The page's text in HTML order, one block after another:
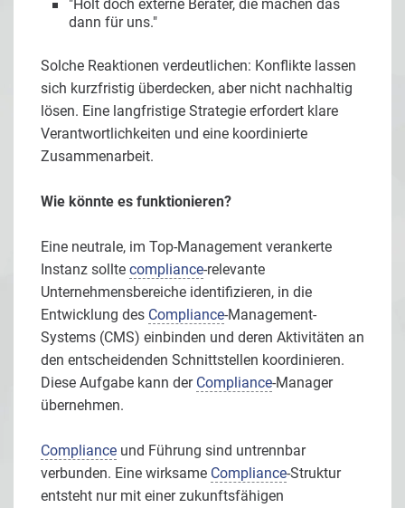
"Holt doch externe Berater, die machen das
dann für uns."
Solche Reaktionen verdeutlichen: Konflikte lassen
sich kurzfristig überdecken, aber nicht nachhaltig
lösen. Eine langfristige Strategie erfordert klare
Verantwortlichkeiten und eine koordinierte
Zusammenarbeit.
Wie könnte es funktionieren?
Eine neutrale, im Top-Management verankerte
Instanz sollte compliance-relevante
Unternehmensbereiche identifizieren, in die
Entwicklung des Compliance-Management-
Systems (CMS) einbinden und deren Aktivitäten an
den entscheidenden Schnittstellen koordinieren.
Diese Aufgabe kann der Compliance-Manager
übernehmen.
Compliance und Führung sind untrennbar
verbunden. Eine wirksame Compliance-Struktur
entsteht nur mit einer zukunftsfähigen